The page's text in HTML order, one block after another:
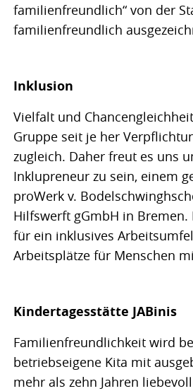
familienfreundlich“ von der
familienfreundlich
Inklusion
Vielfalt und Chancengleichheit
Gruppe seit je her
zugleich. Daher freut es uns
Inklupreneur zu sein, einem
proWerk v.
Hilfswerft gGmbH in Bremen.
für ein inklusives
Arbeitsplätze für Menschen
Kindertagesstätte JABinis
Familienfreundlichkeit wird
betriebseigene Kita mit
mehr als zehn Jahren